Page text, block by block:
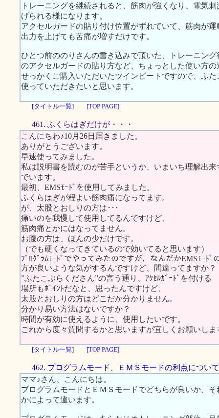
トレーニングを継続されると、筋肉が強くなり、電気
げられる様になります。
アクセルガードの貼り付け位置がずれていて、筋肉が
出力を上げても苦痛が増すだけです。
ひとつ前ののりさんの書き込みで頂いた、トレーニン
のアクセルガードの貼り方など、ちょっとした使い方
せっかくご購入いただいたツインビートですので、ふ
使っていただきたいと思います。
[タイトル一覧] [TOP PAGE]
461. ふくらはぎだけが・・・
こんにちわ♪10月26日届きました。
ありがとうございます。
早速使ってみました。
私は説明書を読むのが苦手というか、いまいち理解出来
でいます。
最初、EMSﾓｰﾄﾞを使用してみました。
ふくらはぎが程よい筋肉痛になってます。
が、太股とおしりの方は･･･
痛いのを我慢して使用してるんですけど、
筋肉痛とかにはなってません。
お腹の方は、ほんの少だけです。
（でも硬くなってきているので効いてると思います）
ﾌﾟﾛｸﾞﾗﾑﾓｰﾄﾞでやってみたのですが、なんだかEMSﾓｰﾄﾞ
方が良いような気がするんですけど、間違ってますか？
”ふたこぶらくださん”の言う通り、ｱｸｾﾙｶﾞｰﾄﾞを付ける
場所もﾎﾟｲﾝﾄだなと、思ったんですけど、
太股とおしりの方はどこだか分かりません。
分かり易い方法はないですか？
時間が有効に使えるように、使用したいです。
これから度々質問するかと思いますが宜しくお願いしま
[タイトル一覧] [TOP PAGE]
462. プログラムモード、ＥＭＳモードの利点について
ママ♪さん、こんにちは。
プログラムモードとＥＭＳモードでどちらが良いか、
かによって違います。